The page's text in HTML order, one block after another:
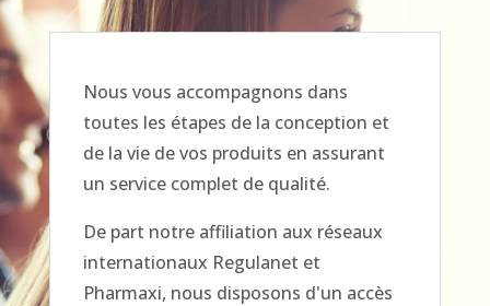
Nous vous accompagnons dans
toutes les étapes de la conception et
de la vie de vos produits en assurant
un service complet de qualité.
De part notre affiliation aux réseaux
internationaux Regulanet et
Pharmaxi, nous disposons d'un accès